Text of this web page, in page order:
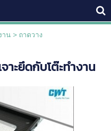
าน > ถาดวาง
ะยึดกับโต๊ะทำงาน